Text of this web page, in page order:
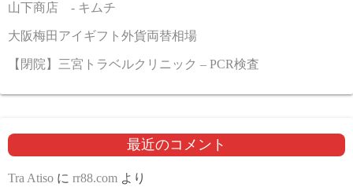
山下商店 - キムチ
大阪梅田アイギフト外貨両替相場
【閉院】三宮トラベルクリニック – PCR検査
最近のコメント
Tra Atiso に rr88.com より